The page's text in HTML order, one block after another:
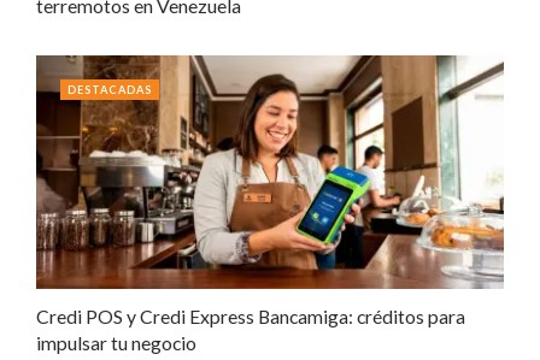
terremotos en Venezuela
Credi POS y Credi Express Bancamiga: créditos para
impulsar tu negocio
DESTACADAS